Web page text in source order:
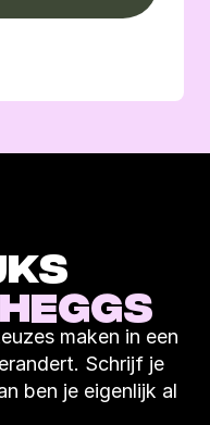
maken in een
Schrijf je
ben je eigenlijk al